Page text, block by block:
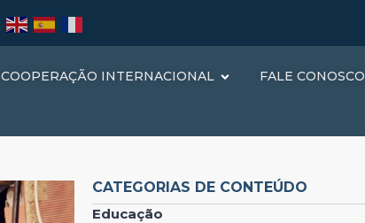
COOPERAÇÃO INTERNACIONAL FALE CONOSCO
CATEGORIAS DE CONTEÚDO
Educação